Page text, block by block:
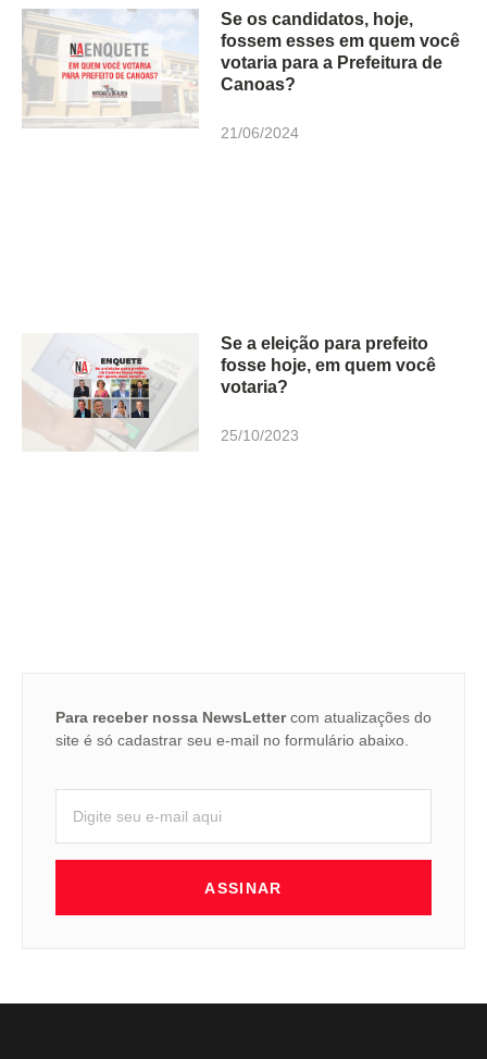
Se os candidatos, hoje,
fossem esses em quem você
votaria para a Prefeitura de
Canoas?
21/06/2024
Se a eleição para prefeito
fosse hoje, em quem você
votaria?
25/10/2023
Para receber nossa NewsLettercom atualizações do
site é só cadastrar seu e-mail no formulário abaixo.
ASSINAR